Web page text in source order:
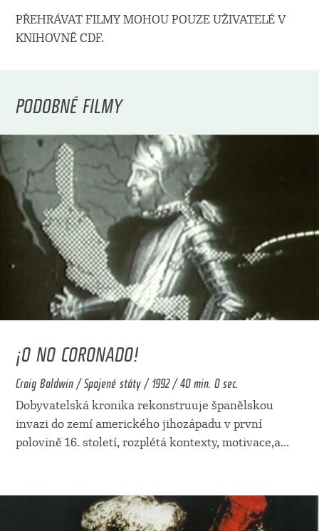
PŘEHRÁVAT FILMY MOHOU POUZE UŽIVATELÉ V
KNIHOVNĚ CDF.
PODOBNÉ FILMY
¡O NO CORONADO!
Craig Baldwin / Spojené státy / 1992 / 40 min. 0 sec.
Dobyvatelská kronika rekonstruuje španělskou
invazi do zemí amerického jihozápadu v první
polovině 16. století, rozplétá kontexty, motivace,a...